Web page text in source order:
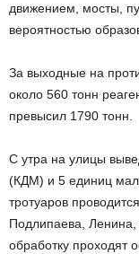
движением, мосты,
вероятностью
За выходные на
около 560 тонн
превысил 1790 тонн.
С утра на улицы
(КДМ) и 5 единиц
тротуаров
Подлипаева,
обработку проходят